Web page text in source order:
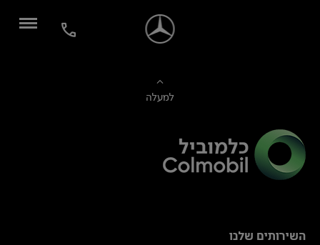
למעלה
השירותים שלנו